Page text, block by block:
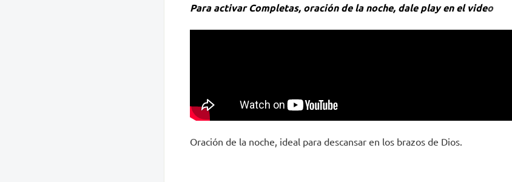
Para activar Completas, oración de la noche, dale play en el video
Oración de la noche, ideal para descansar en los brazos de Dios.